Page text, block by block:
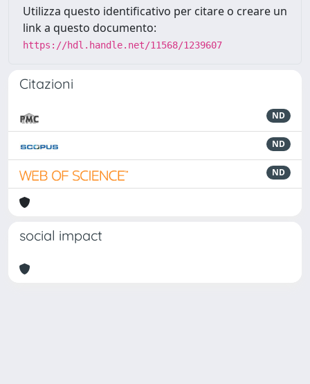
Utilizza questo identificativo per citare o creare un
link a questo documento:
https://hdl.handle.net/11568/1239607
Citazioni
ND
ND
ND
social impact